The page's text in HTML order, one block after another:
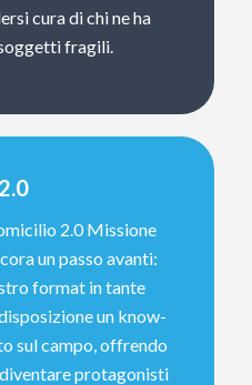
cura di chi ne ha
fragili.
2.0 Missione
un passo avanti:
format in tante
un know-
sul campo, offrendo
protagonisti